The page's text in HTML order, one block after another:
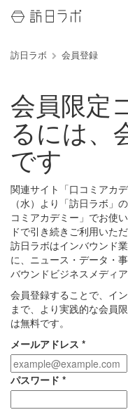
訪日ラボ 会員登録
会員限定
るには、
です
関連サイト「口コミアカ
（水）より「訪日ラボ」
コミアカデミー」でお使
ドで引き続きご利用いただ
訪日ラボはインバウンド
に、ニュース・データ・
バウンドビジネスメディア
会員登録することで、イ
まで、より実践的な会員
は無料です。
メールアドレス *
パスワード *